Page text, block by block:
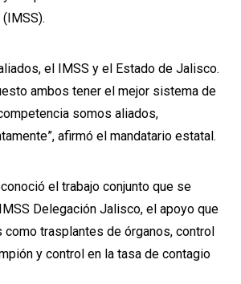
el IMSS y el Estado de Jalisco.
ambos tener el mejor sistema de
somos aliados,
afirmó el mandatario estatal.
el trabajo conjunto que se
Delegación Jalisco, el apoyo que
como trasplantes de órganos, control
y control en la tasa de contagio